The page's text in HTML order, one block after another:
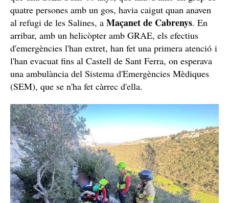
quatre persones amb un gos, havia caigut quan anaven
al refugi de les Salines, a Maçanet de Cabrenys. En
arribar, amb un helicòpter amb GRAE, els efectius
d'emergències l'han extret, han fet una primera atenció i
l'han evacuat fins al Castell de Sant Ferra, on esperava
una ambulància del Sistema d'Emergències Mèdiques
(SEM), que se n'ha fet càrrec d'ella.